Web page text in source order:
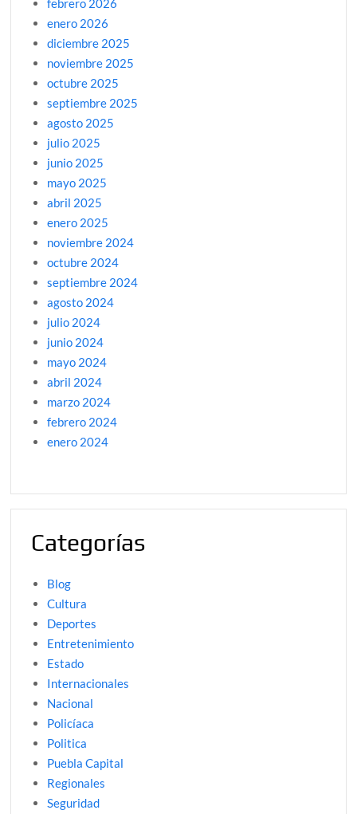
febrero 2026
enero 2026
diciembre 2025
noviembre 2025
octubre 2025
septiembre 2025
agosto 2025
julio 2025
junio 2025
mayo 2025
abril 2025
enero 2025
noviembre 2024
octubre 2024
septiembre 2024
agosto 2024
julio 2024
junio 2024
mayo 2024
abril 2024
marzo 2024
febrero 2024
enero 2024
Categorías
Blog
Cultura
Deportes
Entretenimiento
Estado
Internacionales
Nacional
Policíaca
Politica
Puebla Capital
Regionales
Seguridad